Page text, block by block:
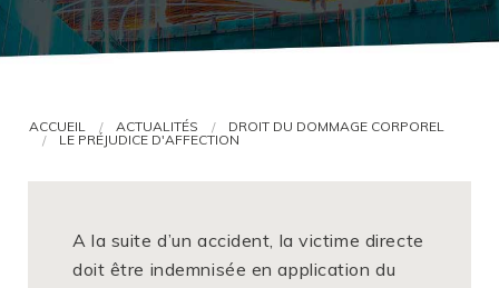
VOUS ÊTES AVOCAT ?
ACCUEIL ACTUALITÉS
DROIT DU DOMMAGE CORPOREL
LE PRÉJUDICE D'AFFECTION
A la suite d’un accident, la victime directe
doit être indemnisée en application du